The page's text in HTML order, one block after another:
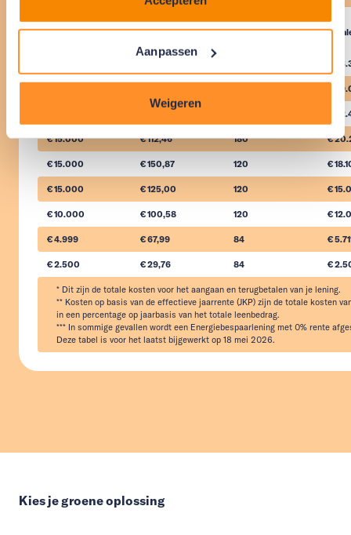
Aanpassen
Weigeren
Hoofdsom Bruto maandlasten Looptijd (maanden)
€
€
€
€ 15.000 € 112,46 180 €
€ 15.000 € 150,87 120 €
€ 15.000 € 125,00 120 €
€ 10.000 € 100,58 120 €
€ 4.999 € 67,99 84 €
€ 2.500 € 29,76 84 €
* Dit zijn de totale kosten voor het aangaan en terugbetalen van je lening.
** Kosten op basis van de effectieve jaarrente (JKP) zijn de totale kosten
in een percentage op jaarbasis van het totale leenbedrag.
*** In sommige gevallen wordt een Energiebespaarlening met 0% rente
Deze tabel is voor het laatst bijgewerkt op 18 mei 2026.
Kies je groene oplossing